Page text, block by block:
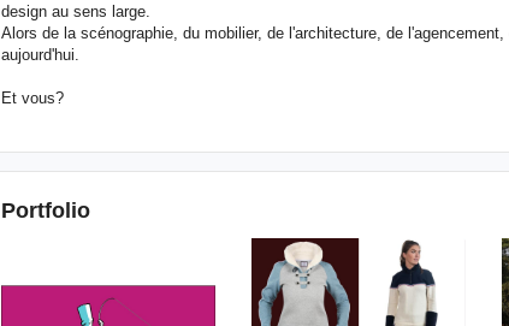
design au sens large.
Alors de la scénographie, du mobilier, de l'architecture, de
aujourd'hui.
Et vous?
Portfolio